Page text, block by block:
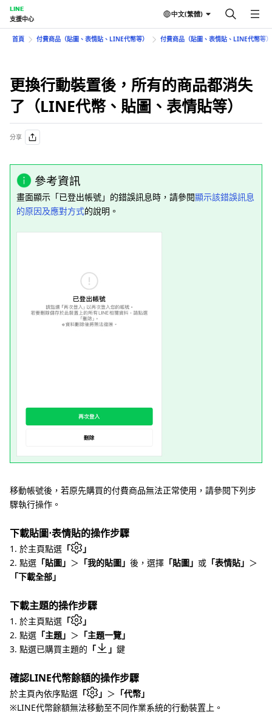
LINE
支援中心
中文(繁體)
首頁 付費商品（貼圖、表情貼、LINE代幣等） 付費商品（貼圖、表情貼、LINE代幣等
更換行動裝置後，所有的商品都消失
了（LINE代幣、貼圖、表情貼等）
分享
參考資訊
畫面顯示「已登出帳號」的錯誤訊息時，請參閱顯示該錯誤訊息
的原因及應對方式的說明。
移動帳號後，若原先購買的付費商品無法正常使用，請參閱下列步
驟執行操作。
下載貼圖⋅表情貼的操作步驟
1. 於主頁點選 「
」
2. 點選 「貼圖」 ＞ 「我的貼圖」 後，選擇 「貼圖」 或 「表情貼」 ＞
「下載全部」
下載主題的操作步驟
1. 於主頁點選 「
」
2. 點選 「主題」 ＞ 「主題一覽」
3. 點選已購買主題的 「 」 鍵
確認LINE代幣餘額的操作步驟
於主頁內依序點選 「 」 ＞ 「代幣」
※LINE代幣餘額無法移動至不同作業系統的行動裝置上。